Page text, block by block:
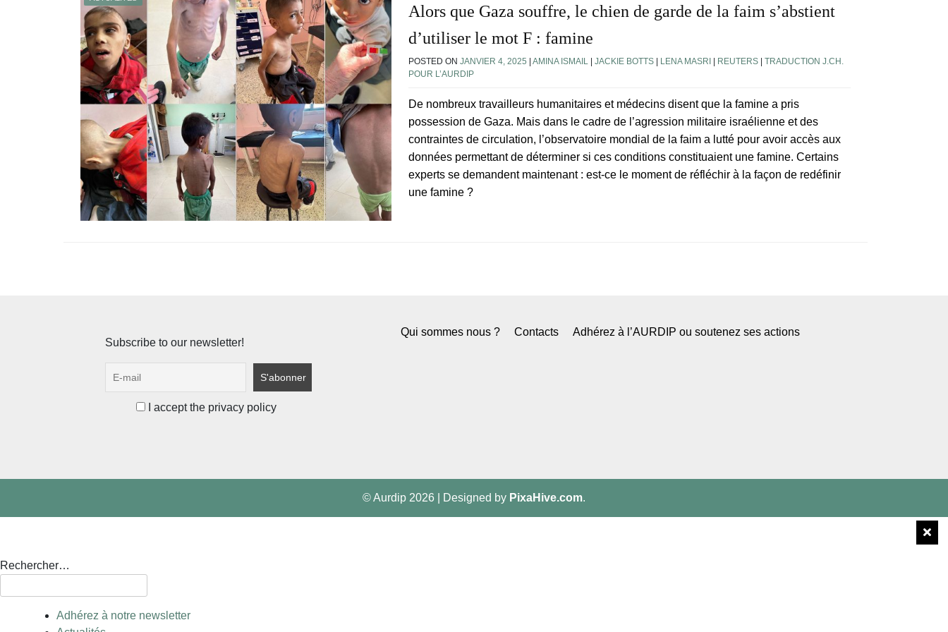
Alors que Gaza souffre, le chien de garde de la faim s’abstient
d’utiliser le mot F : famine
POSTED ON JANVIER 4, 2025 | AMINA ISMAIL | JACKIE BOTTS | LENA MASRI | REUTERS | TRADUCTION J.CH.
POUR L’AURDIP
De nombreux travailleurs humanitaires et médecins disent que la famine a pris
possession de Gaza. Mais dans le cadre de l’agression militaire israélienne et des
contraintes de circulation, l’observatoire mondial de la faim a lutté pour avoir accès aux
données permettant de déterminer si ces conditions constituaient une famine. Certains
experts se demandent maintenant : est-ce le moment de réfléchir à la façon de redéfinir
une famine ?
Subscribe to our newsletter!
I accept the privacy policy
Qui sommes nous ? Contacts Adhérez à l’AURDIP ou soutenez ses actions
© Aurdip 2026 Designed by PixaHive.com.
Rechercher…
Adhérez à notre newsletter